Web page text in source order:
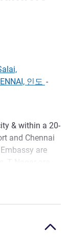
인도 -
& within a 20-
and Chennai
are
drive. These
stay.